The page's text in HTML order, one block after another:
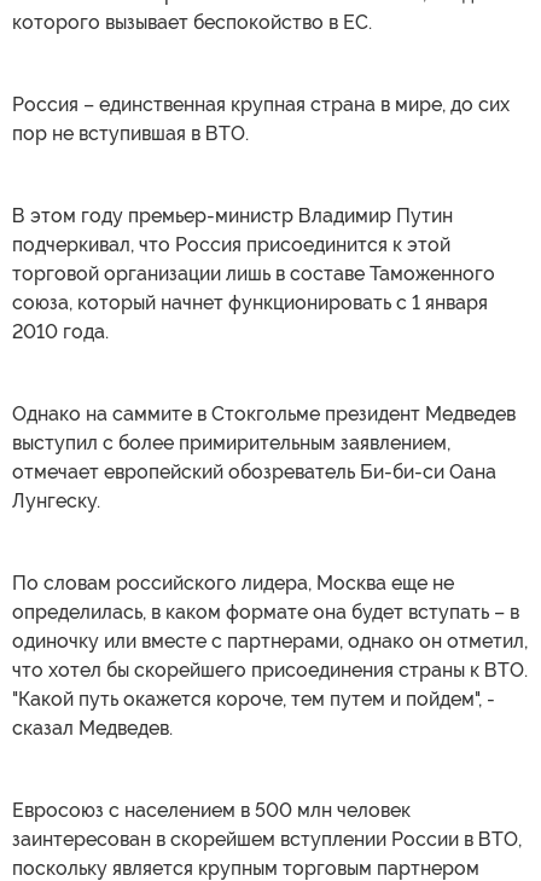
которого вызывает беспокойство в ЕС.
Россия – единственная крупная страна в мире, до сих
пор не вступившая в ВТО.
В этом году премьер-министр Владимир Путин
подчеркивал, что Россия присоединится к этой
торговой организации лишь в составе Таможенного
союза, который начнет функционировать с 1 января
2010 года.
Однако на саммите в Стокгольме президент Медведев
выступил с более примирительным заявлением,
отмечает европейский обозреватель Би-би-си Оана
Лунгеску.
По словам российского лидера, Москва еще не
определилась, в каком формате она будет вступать – в
одиночку или вместе с партнерами, однако он отметил,
что хотел бы скорейшего присоединения страны к ВТО.
"Какой путь окажется короче, тем путем и пойдем", -
сказал Медведев.
Евросоюз с населением в 500 млн человек
заинтересован в скорейшем вступлении России в ВТО,
поскольку является крупным торговым партнером